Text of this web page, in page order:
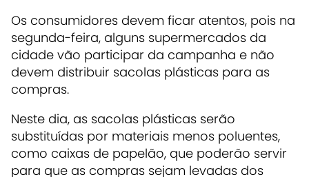
Os consumidores devem ficar atentos, pois na
segunda-feira, alguns supermercados da
cidade vão participar da campanha e não
devem distribuir sacolas plásticas para as
compras.
Neste dia, as sacolas plásticas serão
substituídas por materiais menos poluentes,
como caixas de papelão, que poderão servir
para que as compras sejam levadas dos